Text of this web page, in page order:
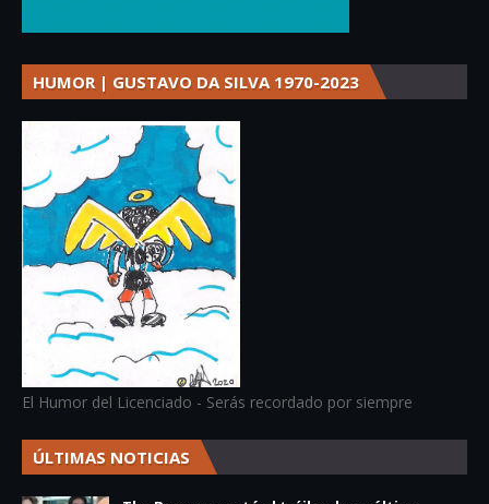
HUMOR | GUSTAVO DA SILVA 1970-2023
El Humor del Licenciado - Serás recordado por siempre
ÚLTIMAS NOTICIAS